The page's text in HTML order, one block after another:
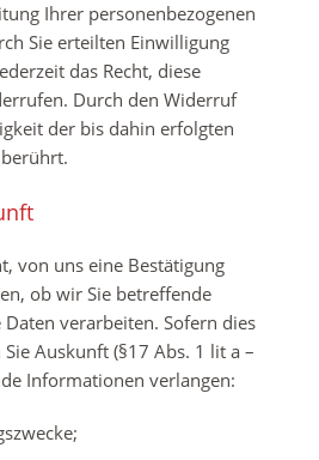
Ihrer personenbezogenen
Sie erteilten Einwilligung
das Recht, diese
Durch den Widerruf
der bis dahin erfolgten
von uns eine Bestätigung
ob wir Sie betreffende
verarbeiten. Sofern dies
Auskunft (§17 Abs. 1 lit a –
Informationen verlangen: